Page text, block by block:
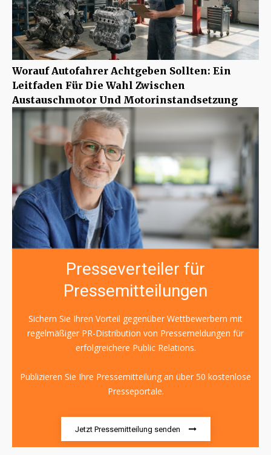
Worauf Autofahrer Achtgeben Sollten: Ein
Leitfaden Für Die Wahl Zwischen
Austauschmotor Und Motorinstandsetzung
Presseverteiler für
Pressemitteilungen
Sichern Sie Ihren Vorteil gegenüber Wettbewerbern mit
regelmäßiger PR-Distribution von Pressemeldungen für
erfolgreichere Public Relations.
Publizieren Sie Ihre Pressemitteilung an über 50 kostenlose
Presseportale.
Jetzt Pressemitteilung senden